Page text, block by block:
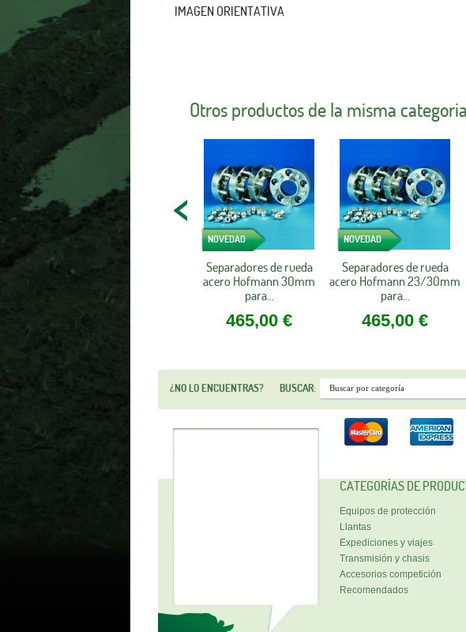
IMAGEN ORIENTATIVA
Otros productos de la misma categoria
NOVEDAD
Separadores de rueda
acero Hofmann 30mm
para...
465,00 €
NOVEDAD
Separadores de rueda
acero Hofmann 23/30mm
para...
465,00 €
¿NO LO ENCUENTRAS? BUSCAR:
CATEGORÍAS DE
Equipos de protección
Llantas
Expediciones y viajes
Transmisión y chasis
Accesorios competición
Recomendados